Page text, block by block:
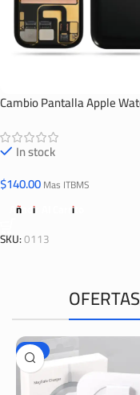
Cambio Pantalla Apple
In stock
$140.00Mas ITBMS
Añadir Al Carrito
SKU:0113
-67%